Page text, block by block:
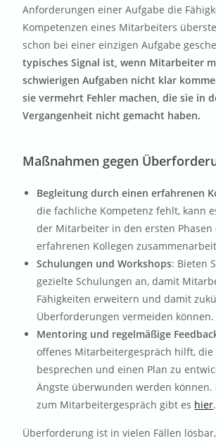
Anforderungen einer Aufgabe die
Kompetenzen eines Mitarbeiters
schon bei einer einzigen Aufgabe
typisches Signal ist, wenn Mitarbeiter
schwierigen Aufgaben nicht klar
sie vermehrt Fehler machen, die sie in
Vergangenheit nicht gemacht haben.
Maßnahmen gegen
Begleitung durch einen erfahrenen
die fachliche Kompetenz fehlt, kann
der Mitarbeiter in den ersten Phasen
erfahrenen Kollegen
Schulungen und Workshops: Bieten
gezielte Schulungen an, damit
Fähigkeiten erweitern und damit
Überforderungen vermeiden können.
Mentoring und regelmäßige
offenes Mitarbeitergespräch hilft, die
besprechen und einen Plan zu
Ängste überwunden werden können.
zum Mitarbeitergespräch gibt es hier.
Überforderung ist in vielen Fällen